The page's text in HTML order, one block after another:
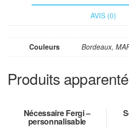
AVIS (0)
Couleurs Bordeaux,
Produits
Nécessaire Fergi –
personnalisable